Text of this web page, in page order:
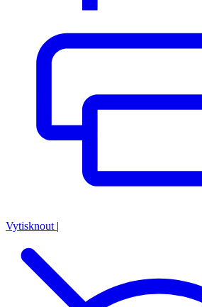
Vytisknout |